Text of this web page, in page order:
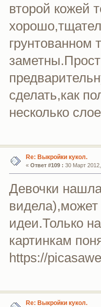
второй кожей
грунтованном
сделать,как
несколько
Re: Выкройки кукол.
« Ответ #109 : 30 Март
Девочки
видела),может
идеи.Только
картинкам
https://
Re: Выкройки кукол.